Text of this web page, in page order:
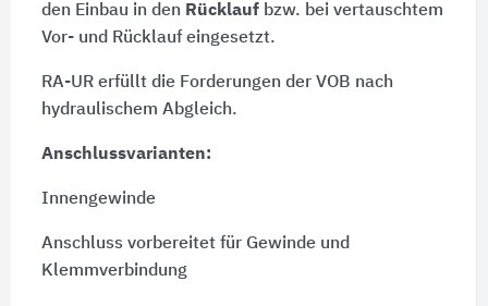
den Einbau in den Rücklauf bzw. bei vertauschtem
Vor- und Rücklauf eingesetzt.
RA-UR erfüllt die Forderungen der VOB nach
hydraulischem Abgleich.
Anschlussvarianten:
Innengewinde
Anschluss vorbereitet für Gewinde und
Klemmverbindung